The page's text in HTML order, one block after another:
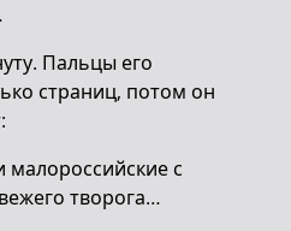
Пальцы его
страниц, потом он
с
творога…